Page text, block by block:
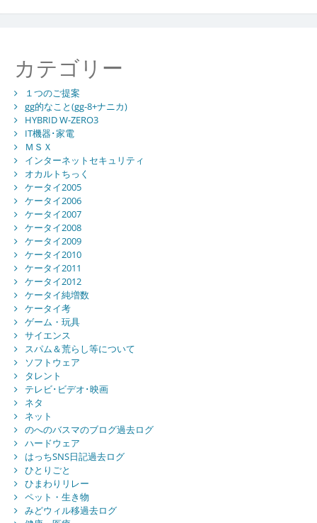
カテゴリー
１つのご提案
gg的なこと(gg-8+ナニカ)
HYBRID W-ZERO3
IT機器･家電
ＭＳＸ
インターネットセキュリティ
オカルトちっく
ケータイ2005
ケータイ2006
ケータイ2007
ケータイ2008
ケータイ2009
ケータイ2010
ケータイ2011
ケータイ2012
ケータイ純増数
ケータイ考
ゲーム・玩具
サイエンス
スパム＆荒らし等について
ソフトウェア
タレント
テレビ･ビデオ･映画
ネタ
ネット
のへのバスマのブログ過去ログ
ハードウェア
はっちSNS日記過去ログ
ひとりごと
ひまわりリレー
ペット・生き物
みどウィル移過去ログ